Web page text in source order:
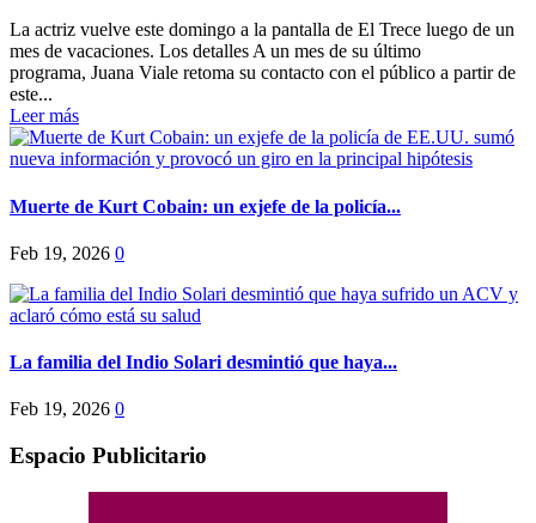
La actriz vuelve este domingo a la pantalla de El Trece luego de un
mes de vacaciones. Los detalles A un mes de su último
programa, Juana Viale retoma su contacto con el público a partir de
este...
Leer más
Muerte de Kurt Cobain: un exjefe de la policía...
Feb 19, 2026 0
La familia del Indio Solari desmintió que haya...
Feb 19, 2026 0
Espacio Publicitario